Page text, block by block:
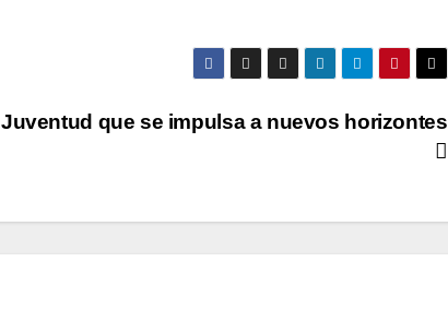
Juventud que se impulsa a nuevos horizontes